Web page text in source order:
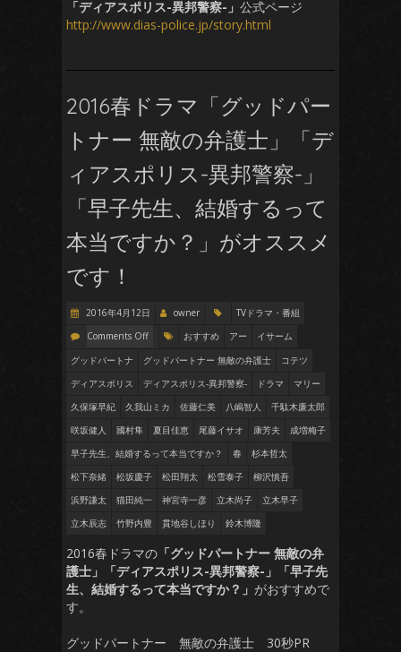
「ディアスポリス-異邦警察-」 公式ページ
http://www.dias-police.jp/story.html
2016春ドラマ「グッドパー
トナー 無敵の弁護士」「デ
ィアスポリス-異邦警察-」
「早子先生、結婚するって
本当ですか？」がオススメ
です！
2016年4月12日 owner
TVドラマ・番組
Comments Off
おすすめ アー
イサーム
グッドパートナ
グッドパートナー 無敵の弁護士
コテツ
ディアスポリス
ディアスポリス-異邦警察- ドラマ
マリー
久保塚早紀
久我山ミカ 佐藤仁美 八嶋智人
千駄木廉太郎
咲坂健人
國村隼 夏目佳恵 尾藤イサオ 康芳夫
成増梅子
早子先生、結婚するって本当ですか？
春
杉本哲太
松下奈緒
松坂慶子 松田翔太 松雪泰子
柳沢慎吾
浜野謙太
猫田純一 神宮寺一彦 立木尚子
立木早子
立木辰志
竹野内豊 貫地谷しほり 鈴木博隆
2016春ドラマの 「グッドパートナー 無敵の弁
護士」「ディアスポリス-異邦警察-」「早子先
生、結婚するって本当ですか？」 がおすすめで
す。
グッドパートナー 無敵の弁護士 30秒PR